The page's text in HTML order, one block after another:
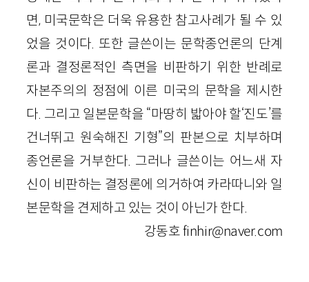
면, 미국문학은 더욱 유용한 참고사례가 될 수 있
었을 것이다. 또한 글쓴이는 문학종언론의 단계
론과 결정론적인 측면을 비판하기 위한 반례로
자본주의의 정점에 이른 미국의 문학을 제시한
다. 그리고 일본문학을 “마땅히 밟아야 할‘진도’를
건너뛰고 원숙해진 기형”의 판본으로 치부하며
종언론을 거부한다. 그러나 글쓴이는 어느새 자
신이 비판하는 결정론에 의거하여 카라따니와 일
본문학을 견제하고 있는 것이 아닌가 한다.
강동호 finhir@naver.com